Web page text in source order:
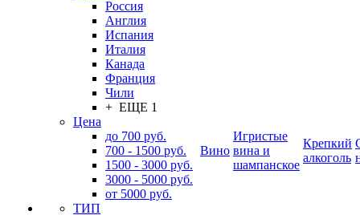
Россия
Англия
Испания
Италия
Канада
Франция
Чили
+ ЕЩЕ 1
Цена
до 700 руб.
700 - 1500 руб.
1500 - 3000 руб.
3000 - 5000 руб.
от 5000 руб.
ТИП
Вино
Игристые
вина и
шампанское
Крепкий
алкоголь